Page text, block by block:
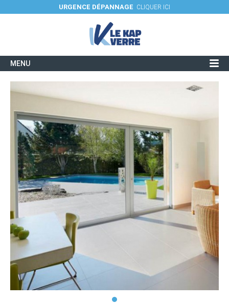
URGENCE DÉPANNAGE CLIQUER ICI
MENU
Verres et utilisations
Savoir-faire / Fiches techniques
Réalisations
Actualités
Contacter une agence